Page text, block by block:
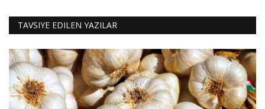
TAVSIYE EDILEN YAZILAR